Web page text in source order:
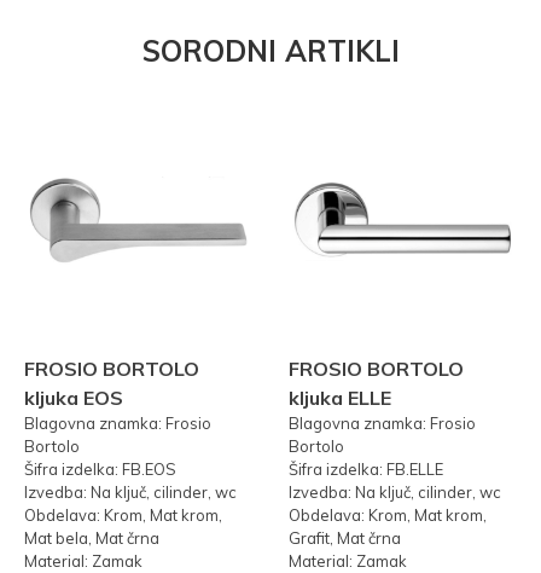
SORODNI ARTIKLI
FROSIO BORTOLO
kljuka EOS
Blagovna znamka: Frosio
Bortolo
Šifra izdelka: FB.EOS
Izvedba: Na ključ, cilinder, wc
Obdelava: Krom, Mat krom,
Mat bela, Mat črna
Material: Zamak
FROSIO BORTOLO
kljuka ELLE
Blagovna znamka: Frosio
Bortolo
Šifra izdelka: FB.ELLE
Izvedba: Na ključ, cilinder, wc
Obdelava: Krom, Mat krom,
Grafit, Mat črna
Material: Zamak